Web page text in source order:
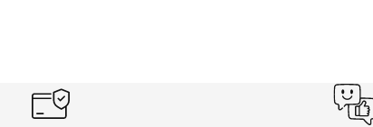
Lorin Kız Çocuk